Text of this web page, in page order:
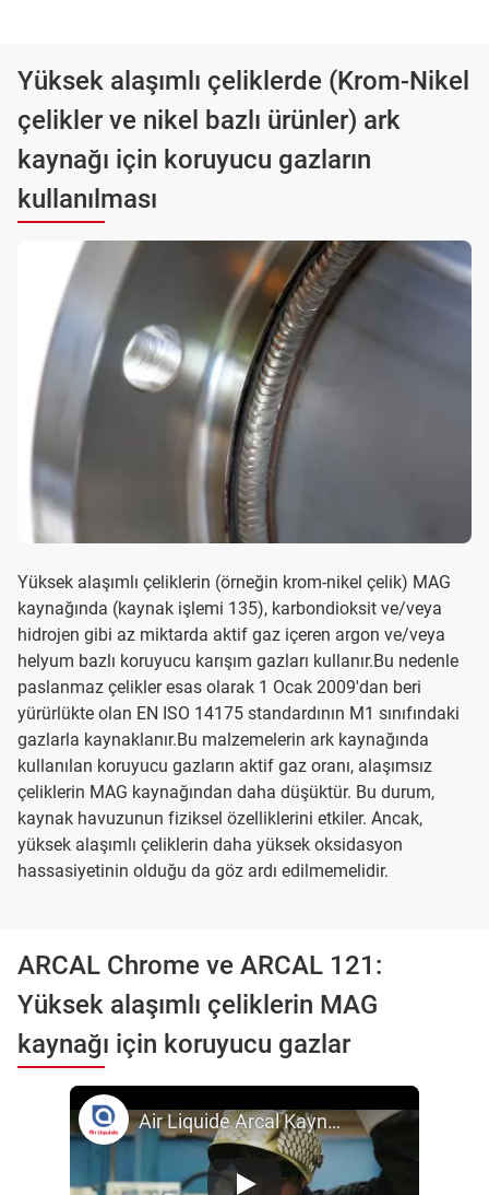
Yüksek alaşımlı çeliklerde (Krom-Nikel
çelikler ve nikel bazlı ürünler) ark
kaynağı için koruyucu gazların
kullanılması
Yüksek alaşımlı çeliklerin (örneğin krom-nikel çelik) MAG
kaynağında (kaynak işlemi 135), karbondioksit ve/veya
hidrojen gibi az miktarda aktif gaz içeren argon ve/veya
helyum bazlı koruyucu karışım gazları kullanır.Bu nedenle
paslanmaz çelikler esas olarak 1 Ocak 2009'dan beri
yürürlükte olan EN ISO 14175 standardının M1 sınıfındaki
gazlarla kaynaklanır.Bu malzemelerin ark kaynağında
kullanılan koruyucu gazların aktif gaz oranı, alaşımsız
çeliklerin MAG kaynağından daha düşüktür. Bu durum,
kaynak havuzunun fiziksel özelliklerini etkiler. Ancak,
yüksek alaşımlı çeliklerin daha yüksek oksidasyon
hassasiyetinin olduğu da göz ardı edilmemelidir.
ARCAL Chrome ve ARCAL 121:
Yüksek alaşımlı çeliklerin MAG
kaynağı için koruyucu gazlar
Air Liquide Arcal Kaynak Gazları